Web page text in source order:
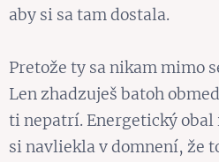
aby si sa tam dostala.
Pretože ty sa nikam mimo
Len zhadzuješ batoh
ti nepatrí. Energetický
si navliekla v domnení, že